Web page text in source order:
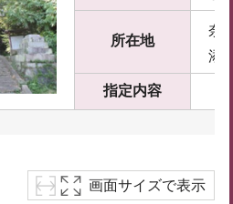
所在地
奈
添
指定内容
画面サイズで表示